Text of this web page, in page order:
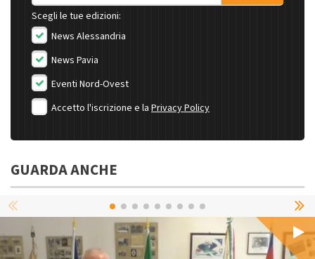
Scegli le tue edizioni:
News Alessandria
News Pavia
Eventi Nord-Ovest
Accetto l'iscrizione e la Privacy Policy
GUARDA ANCHE